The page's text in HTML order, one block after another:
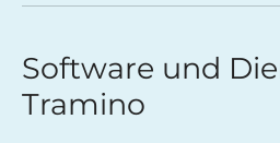
Software und
Tramino